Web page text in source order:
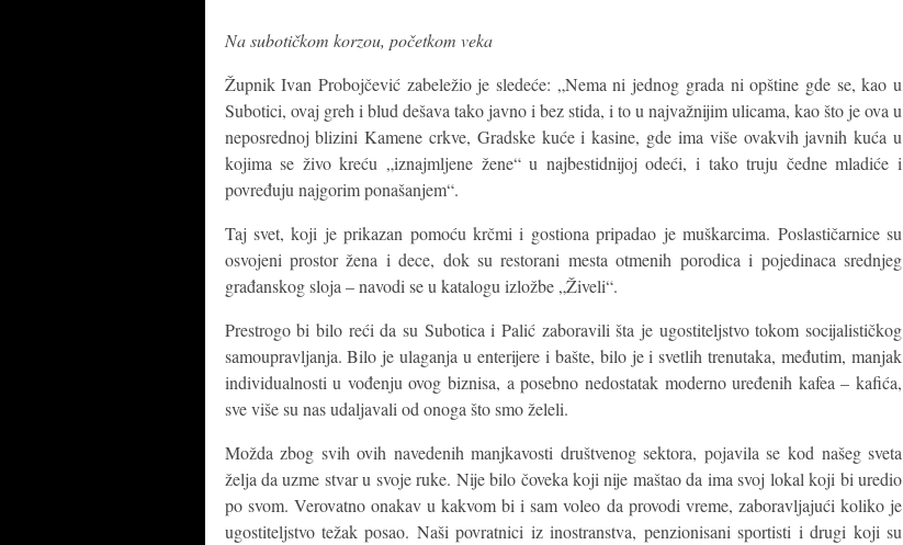
Na subotičkom korzou, početkom veka
Župnik Ivan Probojčević zabeležio je sledeće: „Nema ni jednog grada ni opštine gde se, kao u
Subotici, ovaj greh i blud dešava tako javno i bez stida, i to u najvažnijim ulicama, kao što je ova u
neposrednoj blizini Kamene crkve, Gradske kuće i kasine, gde ima više ovakvih javnih kuća u
kojima se živo kreću „iznajmljene žene“ u najbestidnijoj odeći, i tako truju čedne mladiće i
povređuju najgorim ponašanjem“.
Taj svet, koji je prikazan pomoću krčmi i gostiona pripadao je muškarcima. Poslastičarnice su
osvojeni prostor žena i dece, dok su restorani mesta otmenih porodica i pojedinaca srednjeg
građanskog sloja – navodi se u katalogu izložbe „Živeli“.
Prestrogo bi bilo reći da su Subotica i Palić zaboravili šta je ugostiteljstvo tokom socijalističkog
samoupravljanja. Bilo je ulaganja u enterijere i bašte, bilo je i svetlih trenutaka, međutim, manjak
individualnosti u vođenju ovog biznisa, a posebno nedostatak moderno uređenih kafea – kafića,
sve više su nas udaljavali od onoga što smo želeli.
Možda zbog svih ovih navedenih manjkavosti društvenog sektora, pojavila se kod našeg sveta
želja da uzme stvar u svoje ruke. Nije bilo čoveka koji nije maštao da ima svoj lokal koji bi uredio
po svom. Verovatno onakav u kakvom bi i sam voleo da provodi vreme, zaboravljajući koliko je
ugostiteljstvo težak posao. Naši povratnici iz inostranstva, penzionisani sportisti i drugi koji su